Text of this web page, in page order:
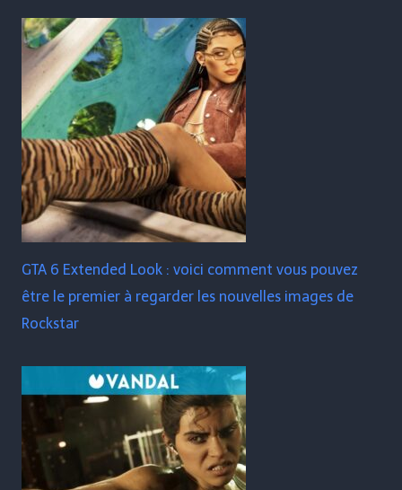
GTA 6 Extended Look : voici comment vous pouvez
être le premier à regarder les nouvelles images de
Rockstar